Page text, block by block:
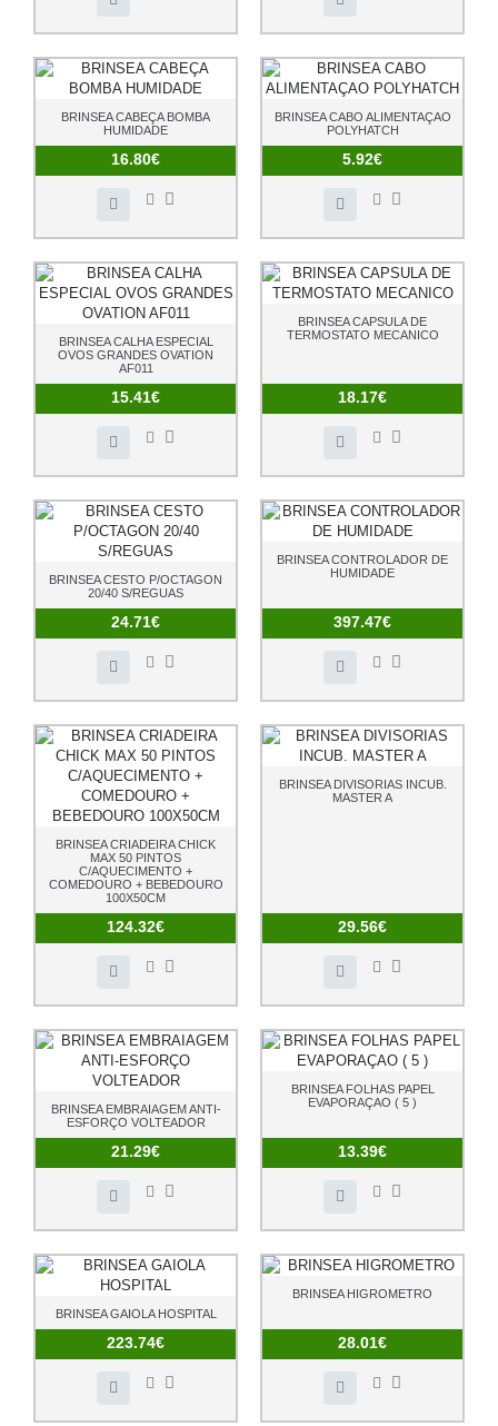
BRINSEA CABEÇA BOMBA
HUMIDADE
16.80€
BRINSEA CABO ALIMENTAÇAO
POLYHATCH
5.92€
BRINSEA CALHA ESPECIAL
OVOS GRANDES OVATION
AF011
15.41€
BRINSEA CAPSULA DE
TERMOSTATO MECANICO
18.17€
BRINSEA CESTO P/OCTAGON
20/40 S/REGUAS
24.71€
BRINSEA CONTROLADOR DE
HUMIDADE
397.47€
BRINSEA CRIADEIRA CHICK
MAX 50 PINTOS
C/AQUECIMENTO +
COMEDOURO + BEBEDOURO
100X50CM
124.32€
BRINSEA DIVISORIAS INCUB.
MASTER A
29.56€
BRINSEA EMBRAIAGEM ANTI-
ESFORÇO VOLTEADOR
21.29€
BRINSEA FOLHAS PAPEL
EVAPORAÇAO ( 5 )
13.39€
BRINSEA GAIOLA HOSPITAL
223.74€
BRINSEA HIGROMETRO
28.01€